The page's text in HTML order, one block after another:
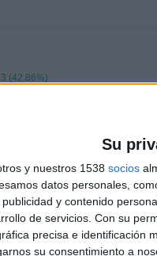
Su
y nuestros 1538 socios
datos personales,
publicidad y contenido
de servicios. Con su
precisa e identificación
su consentimiento a
3 (42,86%)